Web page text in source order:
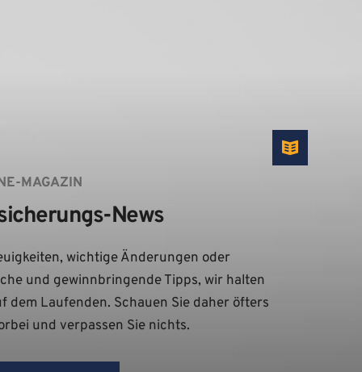
MAGAZIN
News
wichtige Änderungen oder
und gewinnbringende Tipps, wir halten
dem Laufenden. Schauen Sie daher öfters
und verpassen Sie nichts.